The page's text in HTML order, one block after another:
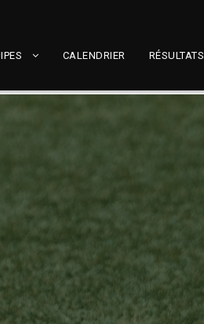
CALENDRIER RÉSULTATS